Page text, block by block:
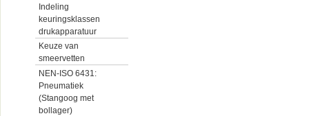
Indeling
keuringsklassen
drukapparatuur
Keuze van
smeervetten
NEN-ISO 6431:
Pneumatiek
(Stangoog met
bollager)